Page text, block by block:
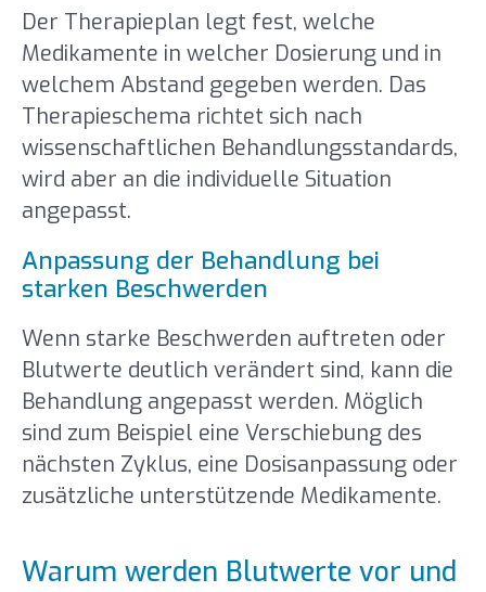
Der Therapieplan legt fest, welche
Medikamente in welcher Dosierung und in
welchem Abstand gegeben werden. Das
Therapieschema richtet sich nach
wissenschaftlichen Behandlungsstandards,
wird aber an die individuelle Situation
angepasst.
Anpassung der Behandlung bei
starken Beschwerden
Wenn starke Beschwerden auftreten oder
Blutwerte deutlich verändert sind, kann die
Behandlung angepasst werden. Möglich
sind zum Beispiel eine Verschiebung des
nächsten Zyklus, eine Dosisanpassung oder
zusätzliche unterstützende Medikamente.
Warum werden Blutwerte vor und